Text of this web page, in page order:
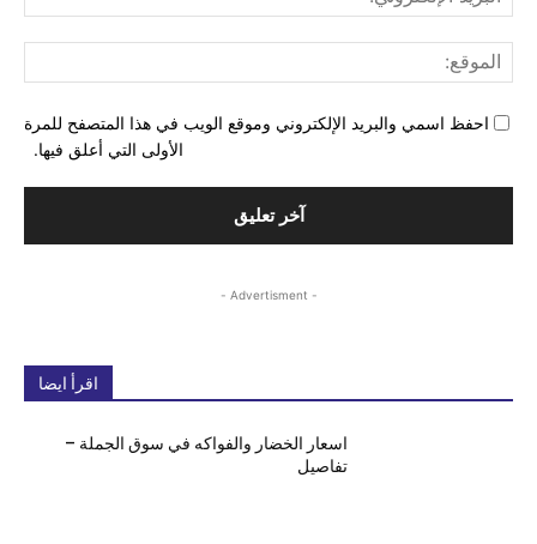
احفظ اسمي والبريد الإلكتروني وموقع الويب في هذا المتصفح للمرة
الأولى التي أعلق فيها.
- Advertisment -
اقرأ ايضا
اسعار الخضار والفواكه في سوق الجملة –
تفاصيل